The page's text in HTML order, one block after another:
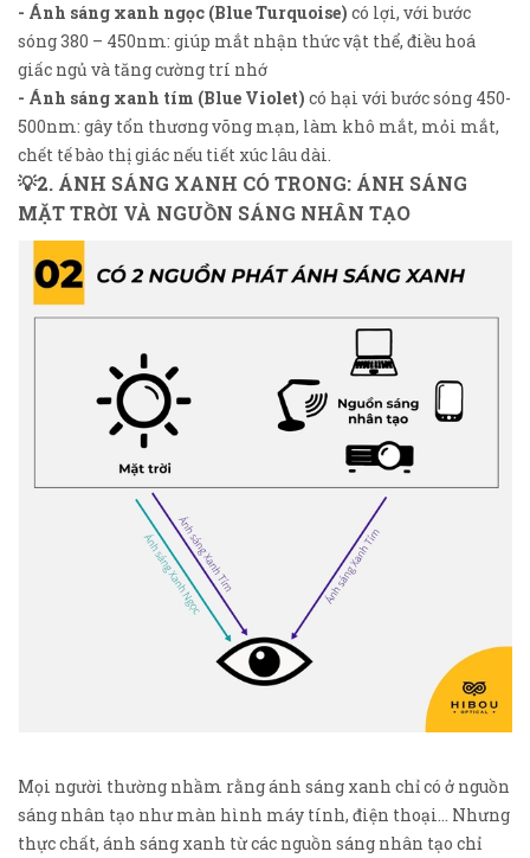
- Ánh sáng xanh ngọc (Blue Turquoise) có lợi, với bước
sóng 380 – 450nm: giúp mắt nhận thức vật thể, điều hoá
giấc ngủ và tăng cường trí nhớ
- Ánh sáng xanh tím (Blue Violet) có hại với bước sóng 450-
500nm: gây tổn thương võng mạn, làm khô mắt, mỏi mắt,
chết tế bào thị giác nếu tiết xúc lâu dài.
💡2. ÁNH SÁNG XANH CÓ TRONG: ÁNH SÁNG
MẶT TRỜI VÀ NGUỒN SÁNG NHÂN TẠO
Mọi người thường nhầm rằng ánh sáng xanh chỉ có ở nguồn
sáng nhân tạo như màn hình máy tính, điện thoại... Nhưng
thực chất, ánh sáng xanh từ các nguồn sáng nhân tạo chỉ